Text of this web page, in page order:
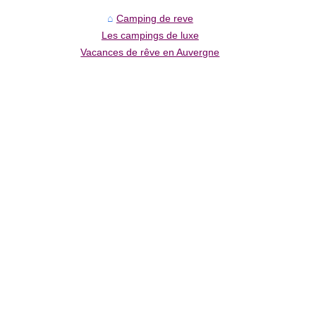
Camping de reve
Les campings de luxe
Vacances de rêve en Auvergne